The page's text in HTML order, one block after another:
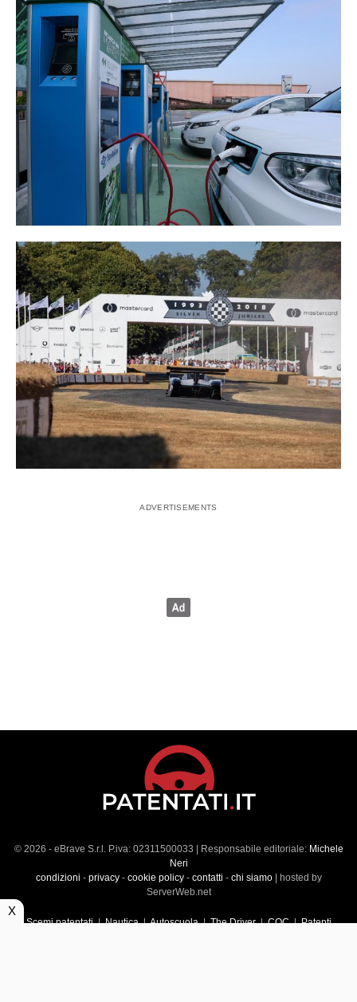
© 2026 - eBrave S.r.l. P.iva: 02311500033 | Responsabile editoriale: Michele
Neri
condizioni - privacy- cookie policy- contatti - chi siamo| hosted by
ServerWeb.net
Scemi patentati|Nautica|Autoscuola|The Driver|CQC|Patenti
X